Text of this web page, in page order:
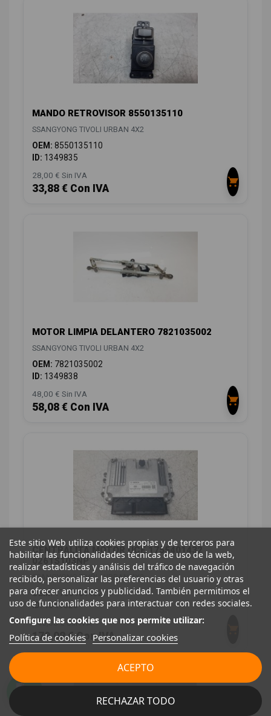
MANDO RETROVISOR 8550135110
SSANGYONG TIVOLI URBAN 4X2
OEM: 8550135110
ID: 1349835
28,00 € Sin IVA
33,88 € Con IVA
MOTOR LIMPIA DELANTERO 7821035002
SSANGYONG TIVOLI URBAN 4X2
OEM: 7821035002
ID: 1349838
48,00 € Sin IVA
58,08 € Con IVA
CENTRALITA MOTOR UCE 1755401432
0261S103NP
SSANGYONG TIVOLI URBAN 4X2
OEM:1755401432
ID:1349820
148,00 € Sin IVA
179,08 € Con IVA
Este sitio Web utiliza cookies propias y de terceros para
habilitar las funcionalidades técnicas de uso de la web,
realizar estadísticas y análisis del tráfico de navegación
recibido, personalizar las preferencias del usuario y otras
para ofrecer anuncios y publicidad. También permitimos el
uso de funcionalidades para interactuar con redes sociales.
Configure las cookies que nos permite utilizar:
Política de cookies Personalizar cookies
RECHAZAR TODO
ACEPTO